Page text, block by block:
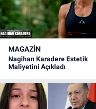
MAGAZİN
Nagihan Karadere Estetik
Maliyetini Açıkladı